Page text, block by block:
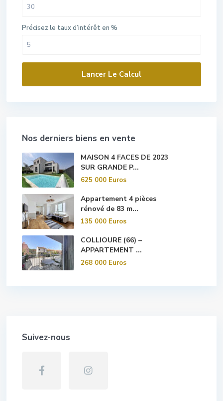
Précisez le taux d’intérêt en %
Lancer Le Calcul
Nos derniers biens en vente
MAISON 4 FACES DE 2023
SUR GRANDE P...
625 000 Euros
Appartement 4 pièces
rénové de 83 m...
135 000 Euros
COLLIOURE (66) –
APPARTEMENT ...
268 000 Euros
Suivez-nous